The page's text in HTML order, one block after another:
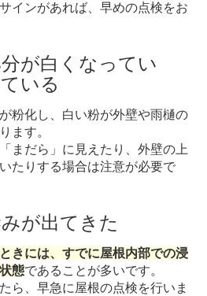
インがあれば、早めの点検をお
が白くなってい
いる
粉化し、白い粉が外壁や雨樋の
ます。
まだら」に見えたり、外壁の上
たりする場合は注意が必要で
が出てきた
きには、すでに屋根内部での浸
態であることが多いです。
ら、早急に屋根の点検を行いま